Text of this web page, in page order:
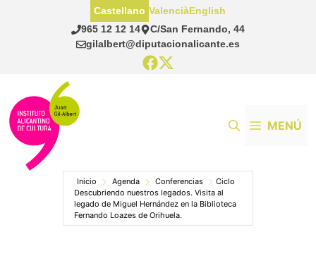
965 12 12 14
C/San Fernando, 44
gilalbert@diputacionalicante.es
Castellano ValenciàEnglish
MENÚ
Inicio Agenda Conferencias
Ciclo
Descubriendo nuestros legados. Visita al
legado de Miguel Hernández en la Biblioteca
Fernando Loazes de Orihuela.